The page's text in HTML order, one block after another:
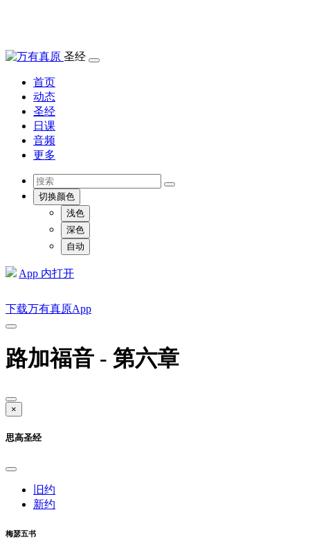
圣经
首页
动态
圣经
日课
音频
更多
切换颜色
浅色
深色
自动
App 内打开
下载万有真原App
路加福音 - 第六章
×
思高圣经
旧约
新约
梅瑟五书